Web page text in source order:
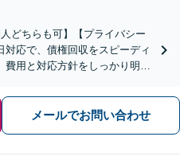
どちらも可】【プライバシー
応で、債権回収をスピーディ
用と対応方針をしっかり明示
メールでお問い合わせ